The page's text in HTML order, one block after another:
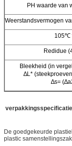
PH waarde van
Weerstandsvermogen
105℃
Redidue
Bleekheid (in
∆L*
∆s=
De goedgekeurde
plastic